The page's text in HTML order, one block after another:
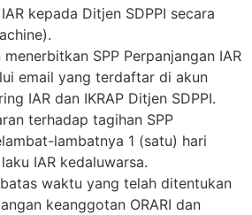
kepada Ditjen SDPPI secara
SPP Perpanjangan IAR
email yang terdaftar di akun
IAR dan IKRAP Ditjen SDPPI.
terhadap tagihan SPP
lambatnya 1 (satu) hari
IAR kedaluwarsa.
waktu yang telah ditentukan
keanggotan ORARI dan